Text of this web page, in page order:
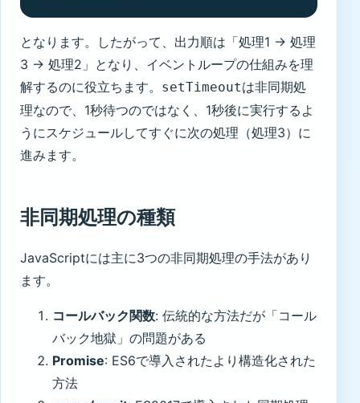
となります。したがって、出力順は「処理1 → 処理
3 → 処理2」となり、イベントループの仕組みを理
解するのに役立ちます。 setTimeoutは非同期処
理なので、1秒待つのではなく、1秒後に実行するよ
うにスケジュールしてすぐに次の処理（処理3）に
進みます。
非同期処理の種類
JavaScriptには主に3つの非同期処理の手法があり
ます。
コールバック関数: 伝統的な方法だが「コール
バック地獄」の問題がある
Promise: ES6で導入されたより構造化された
方法